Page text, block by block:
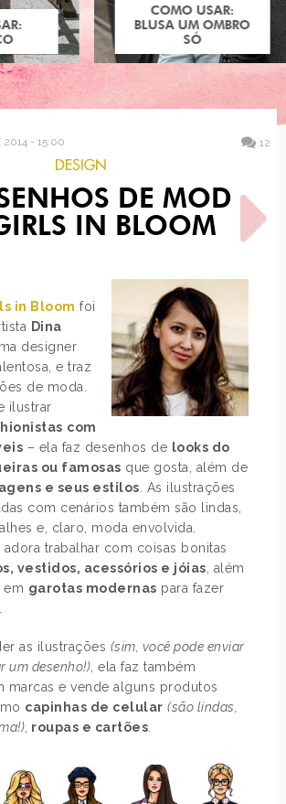
COMO USAR:
BLUSA UM OMBRO
SÓ
2014 - 15:00 12
DESIGN
DE MODA
IN BLOOM
in Bloom foi
Dina
designer
e traz
de moda.
ilustrar
com
– ela faz desenhos de looks do
ou famosas que gosta, além de
e seus estilos . As ilustrações
com cenários também são lindas,
e, claro, moda envolvida.
adora trabalhar com coisas bonitas
vestidos, acessórios e jóias , além
em garotas modernas para fazer
as ilustrações (sim, você pode enviar
um desenho!) , ela faz também
marcas e vende alguns produtos
capinhas de celular (são lindas,
roupas e cartões
DE
PRÓXIMO POST
COMO USAR: VESTIDO
VERMELHO PARA O NATAL